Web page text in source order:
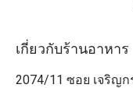
เกี่ยวกับร้านอาหาร
2074/11 ซอย เจริญ